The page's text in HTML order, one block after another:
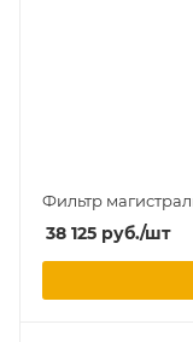
Фильтр
38 125 руб./шт